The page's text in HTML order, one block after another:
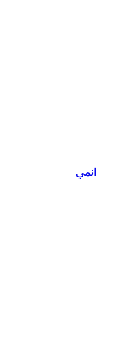
انمي